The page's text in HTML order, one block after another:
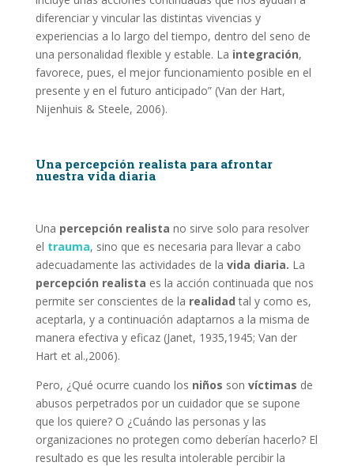
diferenciar y vincular las distintas vivencias y
experiencias a lo largo del tiempo, dentro del seno de
una personalidad flexible y estable. La integración,
favorece, pues, el mejor funcionamiento posible en el
presente y en el futuro anticipado” (Van der Hart,
Nijenhuis & Steele, 2006).
Una percepción realista para afrontar
nuestra vida diaria
Una percepción realista no sirve solo para resolver
el trauma, sino que es necesaria para llevar a cabo
adecuadamente las actividades de la vida diaria. La
percepción realista es la acción continuada que nos
permite ser conscientes de la realidad tal y como es,
aceptarla, y a continuación adaptarnos a la misma de
manera efectiva y eficaz (Janet, 1935,1945; Van der
Hart et al.,2006).
Pero, ¿Qué ocurre cuando los niños son víctimas de
abusos perpetrados por un cuidador que se supone
que los quiere? O ¿Cuándo las personas y las
organizaciones no protegen como deberían hacerlo? El
resultado es que les resulta intolerable percibir la